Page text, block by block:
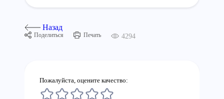
Назад
Поделиться Печать 4294
Пожалуйста, оцените качество: